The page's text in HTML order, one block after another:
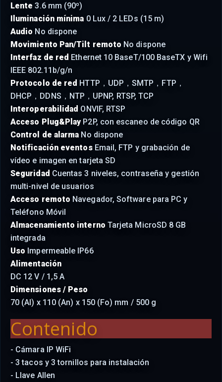
Lente 3.6 mm (90º)
Iluminación mínima 0 Lux / 2 LEDs (15 m)
Audio No dispone
Movimiento Pan/Tilt remoto No dispone
Interfaz de red Ethernet 10 BaseT/100 BaseTX y Wifi
IEEE 802.11b/g/n
Protocolo de red HTTP，UDP，SMTP，FTP，
DHCP，DDNS，NTP，UPNP, RTSP, TCP
Interoperabilidad ONVIF, RTSP
Acceso Plug&PlayP2P, con escaneo de código QR
Control de alarma No dispone
Notificación eventosEmail, FTP y grabación de
vídeo e imagen en tarjeta SD
Seguridad Cuentas 3 niveles, contraseña y gestión
multi-nivel de usuarios
Acceso remoto Navegador, Software para PC y
Teléfono Móvil
Almacenamiento interno Tarjeta MicroSD 8 GB
integrada
Uso Impermeable IP66
Alimentación
DC 12 V / 1,5 A
Dimensiones / Peso
70 (Al) x 110 (An) x 150 (Fo) mm / 500 g
Contenido
- Cámara IP WiFi
- 3 tacos y 3 tornillos para instalación
- Llave Allen